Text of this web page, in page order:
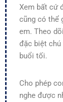
Xem bất cứ
cũng có thể
em. Theo
đặc biệt chú
buổi tối.
Cho phép
nghe được